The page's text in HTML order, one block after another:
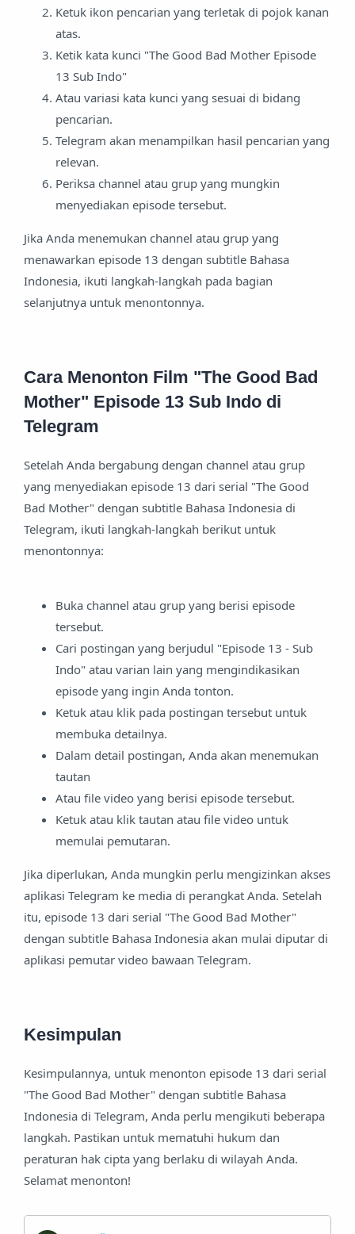
Ketuk ikon pencarian yang terletak di pojok kanan
atas.
Ketik kata kunci "The Good Bad Mother Episode
13 Sub Indo"
Atau variasi kata kunci yang sesuai di bidang
pencarian.
Telegram akan menampilkan hasil pencarian yang
relevan.
Periksa channel atau grup yang mungkin
menyediakan episode tersebut.
Jika Anda menemukan channel atau grup yang
menawarkan episode 13 dengan subtitle Bahasa
Indonesia, ikuti langkah-langkah pada bagian
selanjutnya untuk menontonnya.
Cara Menonton Film "The Good Bad
Mother" Episode 13 Sub Indo di
Telegram
Setelah Anda bergabung dengan channel atau grup
yang menyediakan episode 13 dari serial "The Good
Bad Mother" dengan subtitle Bahasa Indonesia di
Telegram, ikuti langkah-langkah berikut untuk
menontonnya:
Buka channel atau grup yang berisi episode
tersebut.
Cari postingan yang berjudul "Episode 13 - Sub
Indo" atau varian lain yang mengindikasikan
episode yang ingin Anda tonton.
Ketuk atau klik pada postingan tersebut untuk
membuka detailnya.
Dalam detail postingan, Anda akan menemukan
tautan
Atau file video yang berisi episode tersebut.
Ketuk atau klik tautan atau file video untuk
memulai pemutaran.
Jika diperlukan, Anda mungkin perlu mengizinkan akses
aplikasi Telegram ke media di perangkat Anda. Setelah
itu, episode 13 dari serial "The Good Bad Mother"
dengan subtitle Bahasa Indonesia akan mulai diputar di
aplikasi pemutar video bawaan Telegram.
Kesimpulan
Kesimpulannya, untuk menonton episode 13 dari serial
"The Good Bad Mother" dengan subtitle Bahasa
Indonesia di Telegram, Anda perlu mengikuti beberapa
langkah. Pastikan untuk mematuhi hukum dan
peraturan hak cipta yang berlaku di wilayah Anda.
Selamat menonton!